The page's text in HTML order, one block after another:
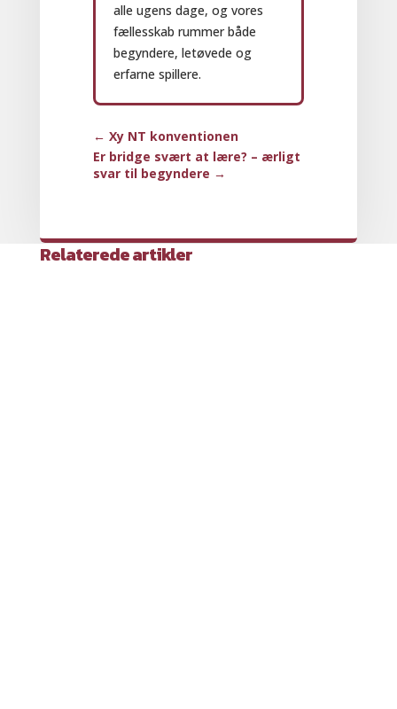
alle ugens dage, og vores
fællesskab rummer både
begyndere, letøvede og
erfarne spillere.
← Xy NT konventionen
Er bridge svært at lære? – ærligt
svar til begyndere →
Relaterede artikler